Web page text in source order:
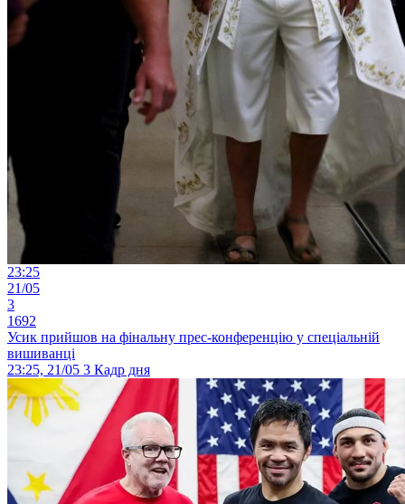
23:25
21/05
3
1692
Усик прийшов на фінальну прес-конференцію у спеціальній
вишиванці
23:25, 21/05 3 Кадр дня